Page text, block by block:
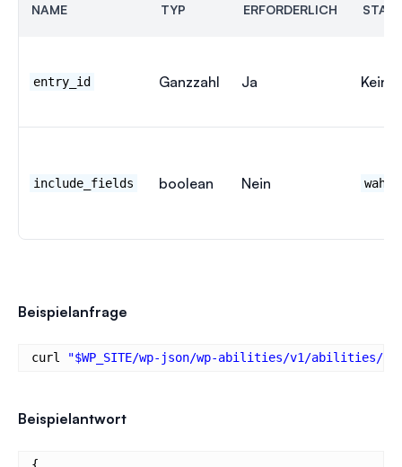
NAME TYP ERFORDERLICH
entry_id Ganzzahl Ja Keine
include_fields boolean Nein wahr
Beispielanfrage
curl "$WP_SITE/wp-json/wp-abilities/v1/abilities/
Beispielantwort
{